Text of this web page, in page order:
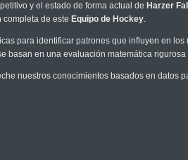
y el estado de forma actual de Harzer
completa de este Equipo de Hockey.
para identificar patrones que influyen en
basan en una evaluación matemática
nuestros conocimientos basados en datos